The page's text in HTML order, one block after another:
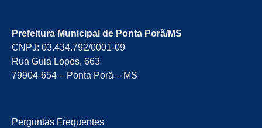
Prefeitura Municipal de Ponta Porã/MS
CNPJ: 03.434.792/0001-09
Rua Guia Lopes, 663
79904-654 – Ponta Porã – MS
Perguntas Frequentes